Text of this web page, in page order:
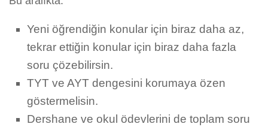
Yeni öğrendiğin konular için biraz daha az,
tekrar ettiğin konular için biraz daha fazla
soru çözebilirsin.
TYT ve AYT dengesini korumaya özen
göstermelisin.
Dershane ve okul ödevlerini de toplam soru